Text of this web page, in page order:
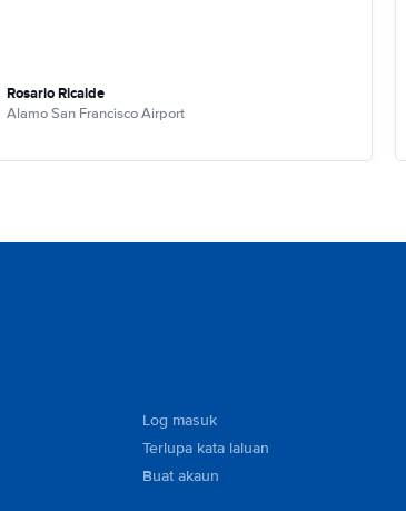
Rosario Ricalde
Alamo San Francisco Airport
Log masuk
Terlupa kata laluan
Buat akaun